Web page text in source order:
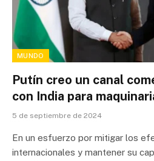
MUNDO
Putín creo un canal
con India para
5 de septiembre de 2024
En un esfuerzo por mitigar los
internacionales y mantener su